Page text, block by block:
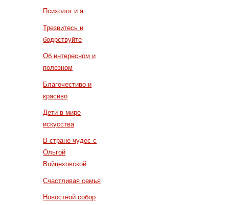
Психолог и я
Трезвитесь и
бодрствуйте
Об интересном и
полезном
Благочестиво и
красиво
Дети в мире
искусства
В стране чудес с
Ольгой
Войцеховской
Счастливая семья
Новостной собор